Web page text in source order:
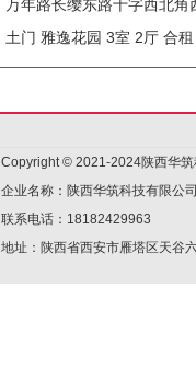
土门 雅逸花园 3室 2厅 合租
Copyright © 2021-2024陕西华
企业名称：陕西华筑科技有限公
联系电话：18182429963
地址：陕西省西安市雁塔区天谷